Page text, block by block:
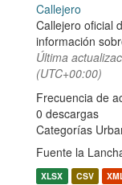
Callejero
Callejero oficial
información
Última
(UTC+00:00)
Frecuencia de
0 descargas
Categorías
Fuente la
XLSX CSV